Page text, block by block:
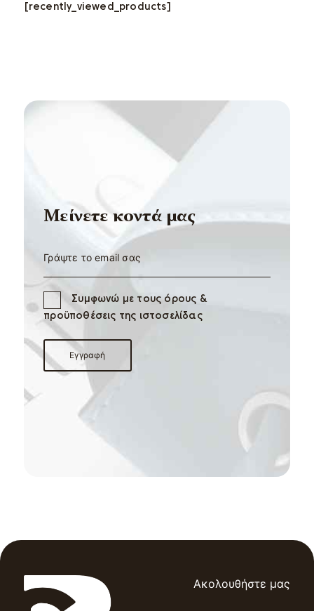
[recently_viewed_products]
Mείνετε κοντά μας
Συμφωνώ με τους όρους &
προϋποθέσεις της ιστοσελίδας
Ακολουθήστε μας